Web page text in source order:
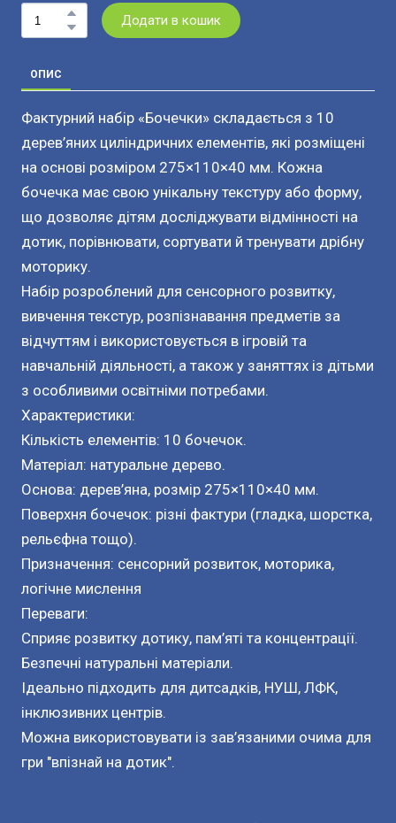
Додати в кошик
ОПИС
Фактурний набір «Бочечки» складається з 10
дерев’яних циліндричних елементів, які розміщені
на основі розміром 275×110×40 мм. Кожна
бочечка має свою унікальну текстуру або форму,
що дозволяє дітям досліджувати відмінності на
дотик, порівнювати, сортувати й тренувати дрібну
моторику.
Набір розроблений для сенсорного розвитку,
вивчення текстур, розпізнавання предметів за
відчуттям і використовується в ігровій та
навчальній діяльності, а також у заняттях із дітьми
з особливими освітніми потребами.
Характеристики:
Кількість елементів: 10 бочечок.
Матеріал: натуральне дерево.
Основа: дерев’яна, розмір 275×110×40 мм.
Поверхня бочечок: різні фактури (гладка, шорстка,
рельєфна тощо).
Призначення: сенсорний розвиток, моторика,
логічне мислення
Переваги:
Сприяє розвитку дотику, пам’яті та концентрації.
Безпечні натуральні матеріали.
Ідеально підходить для дитсадків, НУШ, ЛФК,
інклюзивних центрів.
Можна використовувати із зав’язаними очима для
гри "впізнай на дотик".